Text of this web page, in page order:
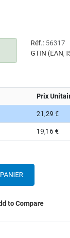
Réf.: 56317
GTIN (EAN,
Prix
21,29 €
19,16 €
to Compare